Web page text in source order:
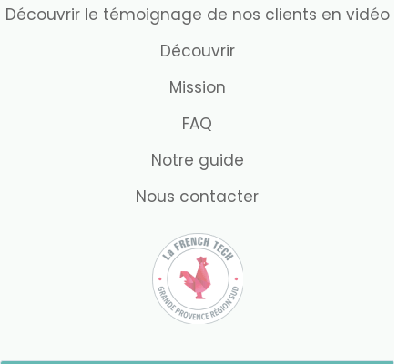
Découvrir le témoignage de nos clients en vidéo
Découvrir
Mission
FAQ
Notre guide
Nous contacter